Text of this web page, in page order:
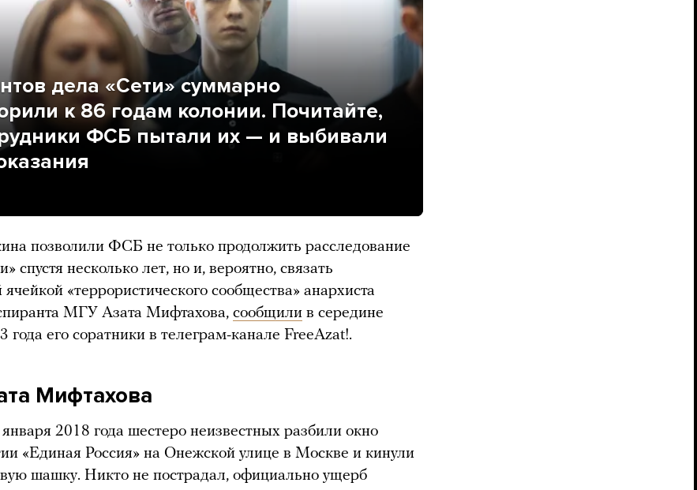
дела «Сети» суммарно
к 86 годам колонии. Почитайте,
ФСБ пытали их — и выбивали
позволили ФСБ не только продолжить расследование
спустя несколько лет, но и, вероятно, связать
ячейкой «террористического сообщества» анархиста
МГУ Азата Мифтахова, сообщили в середине
года его соратники в телеграм-канале FreeAzat!.
Мифтахова
2018 года шестеро неизвестных разбили окно
«Единая Россия» на Онежской улице в Москве и кинули
шашку. Никто не пострадал, официально ущерб